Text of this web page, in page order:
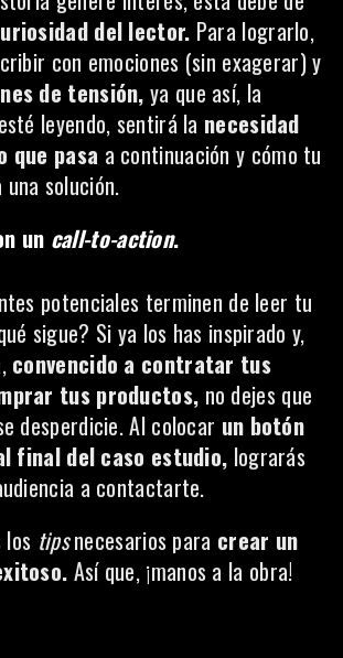
del lector. Para lograrlo,
con emociones (sin exagerar) y
de tensión, ya que así, la
leyendo, sentirá la necesidad
que pasa a continuación y cómo tu
solución.
un call-to-action.
potenciales terminen de leer tu
sigue? Si ya los has inspirado y,
convencido a contratar tus
tus productos, no dejes que
desperdicie. Al colocar un botón
final del caso estudio, lograrás
a contactarte.
los tipsnecesarios para crear un
Así que, ¡manos a la obra!